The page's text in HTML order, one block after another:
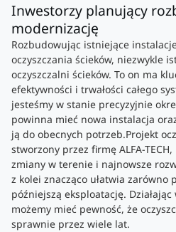
Inwestorzy planujący
modernizację
Rozbudowując istniejące
oczyszczania ścieków, niezwykle
oczyszczalni ścieków. To on ma
efektywności i trwałości całego
jesteśmy w stanie precyzyjnie
powinna mieć nowa instalacja
ją do obecnych potrzeb.Projekt
stworzony przez firmę ALFA-
zmiany w terenie i najnowsze
z kolei znacząco ułatwia zarówno
późniejszą eksploatację.
możemy mieć pewność, że
sprawnie przez wiele lat.